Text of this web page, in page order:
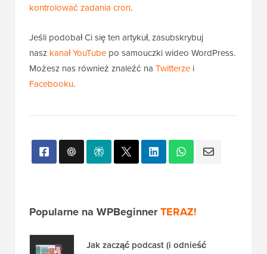
kontrolować zadania cron.
Jeśli podobał Ci się ten artykuł, zasubskrybuj
nasz kanał YouTube po samouczki wideo WordPress.
Możesz nas również znaleźć na Twitterze i
Facebooku.
Popularne na WPBeginnerTERAZ!
Jak zacząć podcast (i odnieść